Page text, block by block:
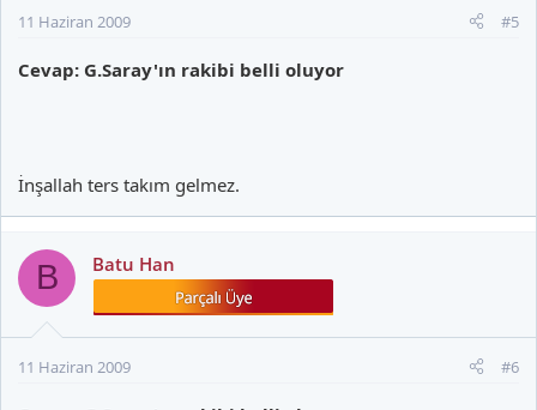
11 Haziran 2009 #5
Cevap: G.Saray'ın rakibi belli oluyor
İnşallah ters takım gelmez.
B Batu Han
11 Haziran 2009 #6